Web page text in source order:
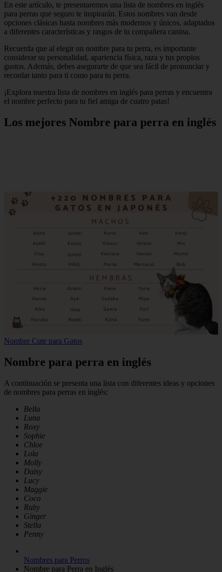
En este artículo, te presentaremos una lista de nombres en inglés
para perras que seguro te inspirarán. Estos nombres van desde
opciones clásicas hasta nombres más modernos y únicos, adaptados
a diferentes características y rasgos de tu compañera canina.
Recuerda que al elegir un nombre para tu perra, es importante
considerar su personalidad, apariencia física, raza y tus propios
gustos. Además, debes asegurarte de que sea fácil de pronunciar y
recordar tanto para ti como para tu perra.
¡Explora nuestra lista de nombres en inglés para perras y encuentra
el nombre perfecto para tu fiel amiga de cuatro patas!
Los mejores Nombre para perra en inglés
Nombre Cute para Gatos
Nombre para perra en inglés
A continuación se presenta una lista con diferentes ideas y opciones
de nombres para perras en inglés:
Bella
Luna
Roxy
Sophie
Chloe
Lola
Molly
Daisy
Lucy
Maggie
Coco
Ruby
Ginger
Stella
Penny
Nombres para Perros
Nombre para Perra en Inglés